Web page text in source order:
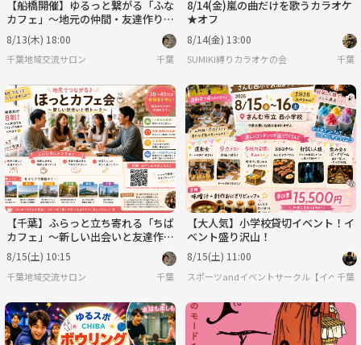
【船橋開催】ゆるっと繋がる「ふな
カフェ」〜地元の仲間・友達作りの
第一歩〜
8/13(木) 18:00
千葉地域交流サロン 千葉
8/14(金)嵐の曲だけを歌うカラオケ
★オフ
8/14(金) 13:00
SUMIKI縛りカラオケの会 千葉
【千葉】ふらっと立ち寄れる「ちば
カフェ」〜新しい出会いと友達作り
の第一歩〜
8/15(土) 10:15
千葉地域交流サロン 千葉
【大人気】小学校貸切イベント！イ
ベント盛り沢山！
8/15(土) 11:00
スポーツandイベントサークル【イベルト
千葉